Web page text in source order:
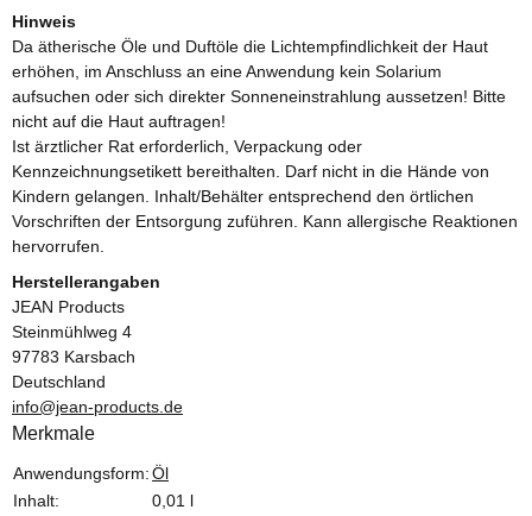
Hinweis
Da ätherische Öle und Duftöle die Lichtempfindlichkeit der Haut
erhöhen, im Anschluss an eine Anwendung kein Solarium
aufsuchen oder sich direkter Sonneneinstrahlung aussetzen! Bitte
nicht auf die Haut auftragen!
Ist ärztlicher Rat erforderlich, Verpackung oder
Kennzeichnungsetikett bereithalten. Darf nicht in die Hände von
Kindern gelangen. Inhalt/Behälter entsprechend den örtlichen
Vorschriften der Entsorgung zuführen. Kann allergische Reaktionen
hervorrufen.
Herstellerangaben
JEAN Products
Steinmühlweg 4
97783 Karsbach
Deutschland
info@jean-products.de
Merkmale
Produkteigenschaft
Wert
Anwendungsform:Öl
Inhalt:
0,01 l